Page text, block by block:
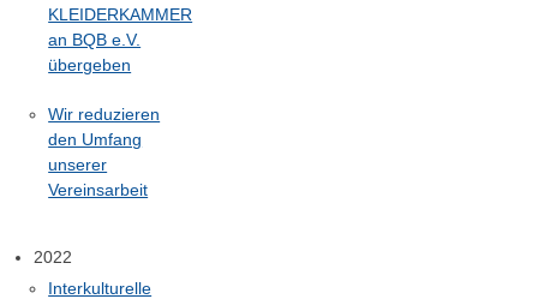
KLEIDERKAMMER
an BQB e.V.
übergeben
Wir reduzieren
den Umfang
unserer
Vereinsarbeit
2022
Interkulturelle